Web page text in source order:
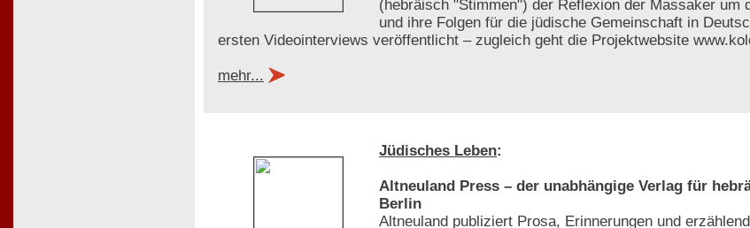
(hebräisch "Stimmen") der Reflexion der Massaker um
und ihre Folgen für die jüdische Gemeinschaft in
ersten Videointerviews veröffentlicht – zugleich geht die Projektwebsite
mehr...
Jüdisches Leben:
Altneuland Press – der unabhängige Verlag für
Berlin
Altneuland publiziert Prosa, Erinnerungen und